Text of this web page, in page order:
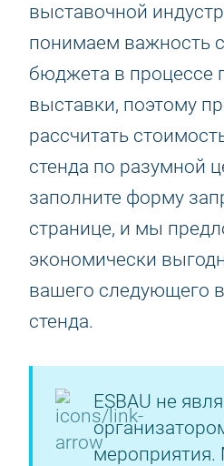
выставочной
понимаем важность
бюджета в процессе
выставки, поэтому
рассчитать
стенда по разумной
заполните форму
странице, и мы
экономически
вашего следующего
стенда.
ESBAU не